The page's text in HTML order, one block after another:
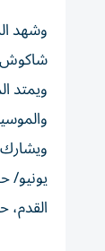
وشهد
يونيو/